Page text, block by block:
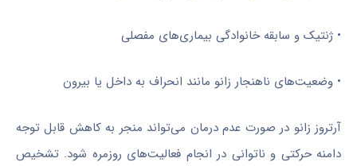
• ژنتیک و سابقه خانوادگی بیماری‌های مفصلی
• وضعیت‌های ناهنجار زانو مانند انحراف به داخل یا بیرون
آرتروز زانو در صورت عدم درمان می‌تواند منجر به کاهش قابل توجه
دامنه حرکتی و ناتوانی در انجام فعالیت‌های روزمره شود. تشخیص